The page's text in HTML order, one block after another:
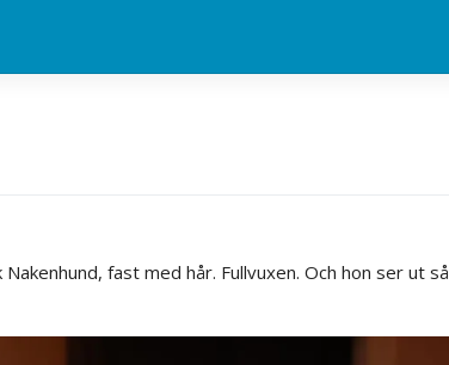
fast med hår. Fullvuxen. Och hon ser ut så